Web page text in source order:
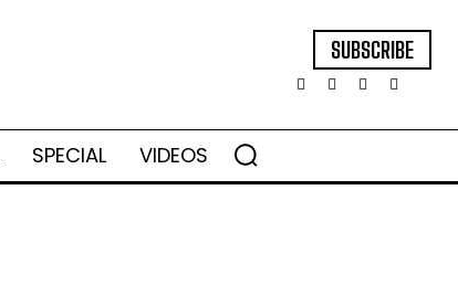
SUBSCRIBE
SPECIAL VIDEOS